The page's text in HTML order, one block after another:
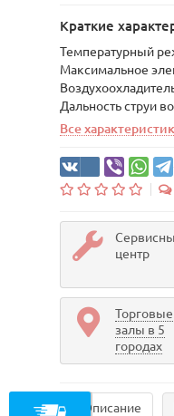
Краткие
Температурный
Maксимальное
Дальность струи
Все
центр
Торговые
залы в 5
городах
Описание